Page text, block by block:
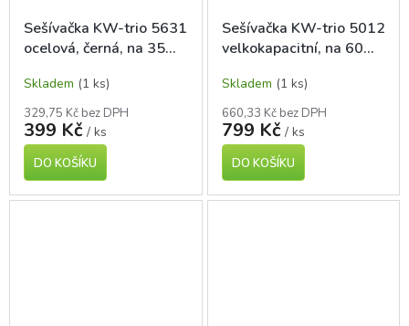
Sešívačka KW-trio 5631
ocelová, černá, na 35
Skladem (1 ks)
329,75 Kč bez DPH
399 Kč / ks
DO KOŠÍKU
Sešívačka KW-trio 5012
velkokapacitní, na 60
Skladem (1 ks)
660,33 Kč bez DPH
799 Kč / ks
DO KOŠÍKU